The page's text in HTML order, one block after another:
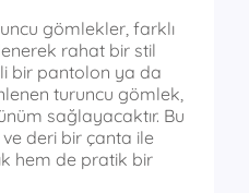
gömlekler, farklı
rahat bir stil
bir pantolon ya da
turuncu gömlek,
sağlayacaktır. Bu
deri bir çanta ile
hem de pratik bir